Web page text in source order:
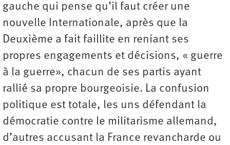
gauche qui pense qu’il faut créer une
nouvelle Internationale, après que la
Deuxième a fait faillite en reniant ses
propres engagements et décisions, « guerre
à la guerre», chacun de ses partis ayant
rallié sa propre bourgeoisie. La confusion
politique est totale, les uns défendant la
démocratie contre le militarisme allemand,
d’autres accusant la France revancharde ou